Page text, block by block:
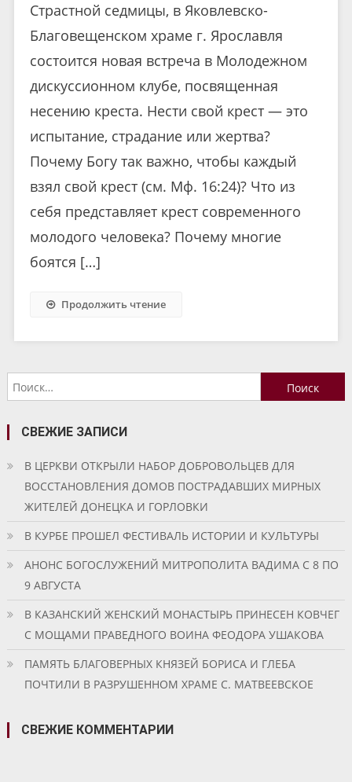
Страстной седмицы, в Яковлевско-
Благовещенском храме г. Ярославля
состоится новая встреча в Молодежном
дискуссионном клубе, посвященная
несению креста. Нести свой крест — это
испытание, страдание или жертва?
Почему Богу так важно, чтобы каждый
взял свой крест (см. Мф. 16:24)? Что из
себя представляет крест современного
молодого человека? Почему многие
боятся […]
Продолжить чтение
Найти:
СВЕЖИЕ ЗАПИСИ
В ЦЕРКВИ ОТКРЫЛИ НАБОР ДОБРОВОЛЬЦЕВ ДЛЯ
ВОССТАНОВЛЕНИЯ ДОМОВ ПОСТРАДАВШИХ МИРНЫХ
ЖИТЕЛЕЙ ДОНЕЦКА И ГОРЛОВКИ
В КУРБЕ ПРОШЕЛ ФЕСТИВАЛЬ ИСТОРИИ И КУЛЬТУРЫ
АНОНС БОГОСЛУЖЕНИЙ МИТРОПОЛИТА ВАДИМА С 8 ПО
9 АВГУСТА
В КАЗАНСКИЙ ЖЕНСКИЙ МОНАСТЫРЬ ПРИНЕСЕН КОВЧЕГ
С МОЩАМИ ПРАВЕДНОГО ВОИНА ФЕОДОРА УШАКОВА
ПАМЯТЬ БЛАГОВЕРНЫХ КНЯЗЕЙ БОРИСА И ГЛЕБА
ПОЧТИЛИ В РАЗРУШЕННОМ ХРАМЕ С. МАТВЕЕВСКОЕ
СВЕЖИЕ КОММЕНТАРИИ